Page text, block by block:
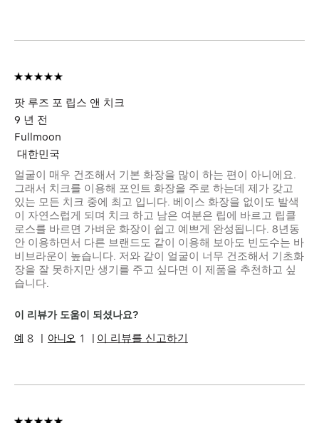
팟 루즈 포 립스 앤 치크
9 년 전
Fullmoon
대한민국
얼굴이 매우 건조해서 기본 화장을 많이 하는 편이 아니에요.
그래서 치크를 이용해 포인트 화장을 주로 하는데 제가 갖고
있는 모든 치크 중에 최고 입니다. 베이스 화장을 없이도 발색
이 자연스럽게 되며 치크 하고 남은 여분은 립에 바르고 립클
로스를 바르면 가벼운 화장이 쉽고 예쁘게 완성됩니다. 8년동
안 이용하면서 다른 브랜드도 같이 이용해 보아도 빈도수는 바
비브라운이 높습니다. 저와 같이 얼굴이 너무 건조해서 기초화
장을 잘 못하지만 생기를 주고 싶다면 이 제품을 추천하고 싶
습니다.
이 리뷰가 도움이 되셨나요?
8 1 이 리뷰를 신고하기